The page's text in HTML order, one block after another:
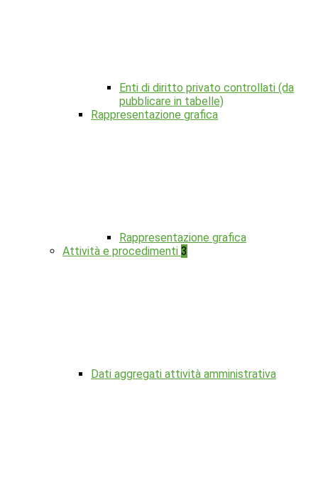
Enti di diritto privato controllati (da
pubblicare in tabelle)
Rappresentazione grafica
Rappresentazione grafica
Attività e procedimenti 3
Dati aggregati attività amministrativa